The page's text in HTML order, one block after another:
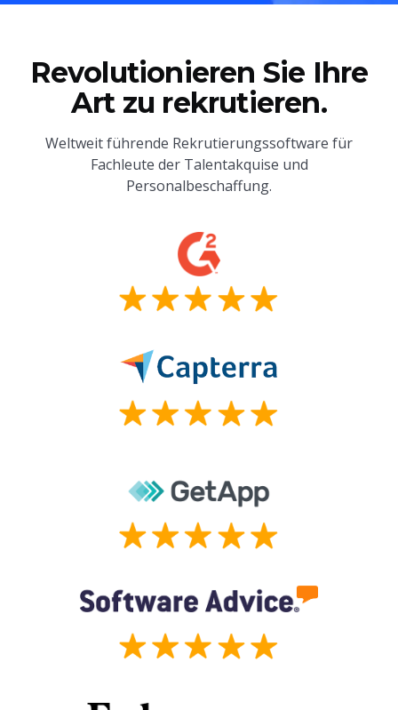
Revolutionieren Sie Ihre
Art zu rekrutieren.
Weltweit führende Rekrutierungssoftware für
Fachleute der Talentakquise und
Personalbeschaffung.